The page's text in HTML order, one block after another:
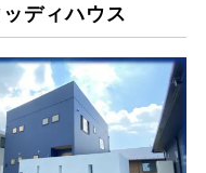
ディハウス